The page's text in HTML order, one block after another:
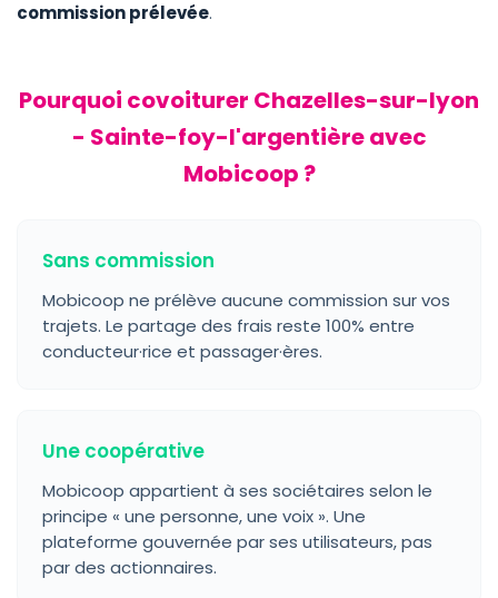
commission prélevée.
Pourquoi covoiturer Chazelles-sur-lyon
- Sainte-foy-l'argentière avec
Mobicoop ?
Sans commission
Mobicoop ne prélève aucune commission sur vos
trajets. Le partage des frais reste 100% entre
conducteur·rice et passager·ères.
Une coopérative
Mobicoop appartient à ses sociétaires selon le
principe « une personne, une voix ». Une
plateforme gouvernée par ses utilisateurs, pas
par des actionnaires.